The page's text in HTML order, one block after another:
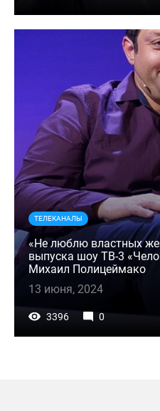
ТЕЛЕКАНАЛЫ
«Не люблю властных
выпуска шоу ТВ-3
Михаил Полицеймако
13 июня, 2024
3396 0